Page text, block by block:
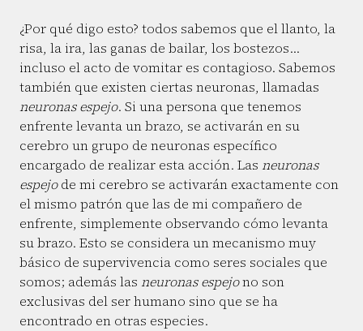
¿Por qué digo esto? todos sabemos que el llanto, la
risa, la ira, las ganas de bailar, los bostezos…
incluso el acto de vomitar es contagioso. Sabemos
también que existen ciertas neuronas, llamadas
neuronas espejo. Si una persona que tenemos
enfrente levanta un brazo, se activarán en su
cerebro un grupo de neuronas específico
encargado de realizar esta acción. Las neuronas
espejode mi cerebro se activarán exactamente con
el mismo patrón que las de mi compañero de
enfrente, simplemente observando cómo levanta
su brazo. Esto se considera un mecanismo muy
básico de supervivencia como seres sociales que
somos; además las neuronas espejono son
exclusivas del ser humano sino que se ha
encontrado en otras especies.